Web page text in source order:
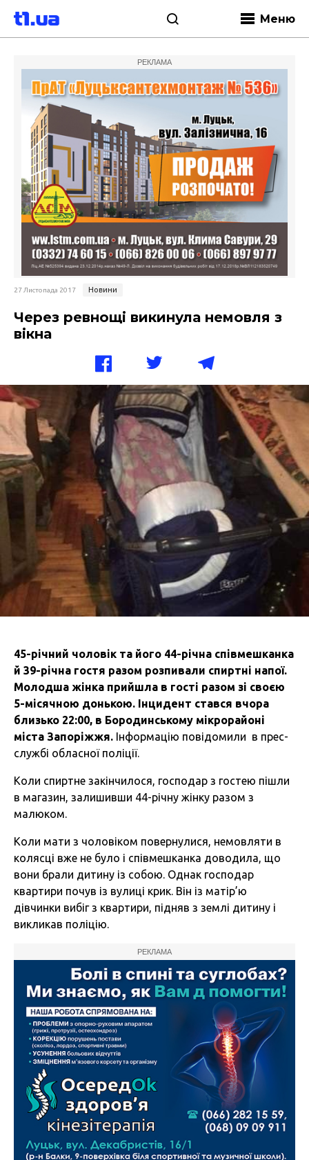
Меню
РЕКЛАМА
27 Листопада 2017 Новини
Через ревнощі викинула немовля з
вікна
45-річний чоловік та його 44-річна співмешканка
й 39-річна гостя разом розпивали спиртні напої.
Молодша жінка прийшла в гості разом зі своєю
5-місячною донькою. Інцидент стався вчора
близько 22:00, в Бородинському мікрорайоні
міста Запоріжжя. Інформацію повідомили в прес-
службі обласної поліції.
Коли спиртне закінчилося, господар з гостею пішли
в магазин, залишивши 44-річну жінку разом з
малюком.
Коли мати з чоловіком повернулися, немовляти в
колясці вже не було і співмешканка доводила, що
вони брали дитину із собою. Однак господар
квартири почув із вулиці крик. Він із матір’ю
дівчинки вибіг з квартири, підняв з землі дитину і
викликав поліцію.
РЕКЛАМА